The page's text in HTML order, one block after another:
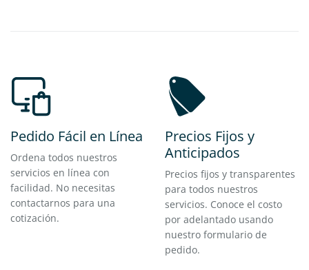
Pedido Fácil en Línea
Ordena todos nuestros
servicios en línea con
facilidad. No necesitas
contactarnos para una
cotización.
Precios Fijos y
Anticipados
Precios fijos y transparentes
para todos nuestros
servicios. Conoce el costo
por adelantado usando
nuestro formulario de
pedido.